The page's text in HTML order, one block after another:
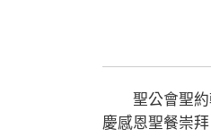
聖公會聖約翰
慶感恩聖餐崇